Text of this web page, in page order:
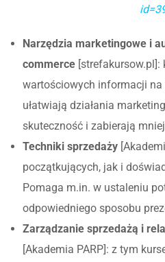
Narzędzia marketingowe i
commerce [strefakursow.pl]:
wartościowych informacji na
ułatwiają działania
skuteczność i zabierają
Techniki sprzedaży
początkujących, jak i
Pomaga m.in. w ustaleniu
odpowiedniego sposobu
Zarządzanie sprzedażą i
[Akademia PARP]: z tym